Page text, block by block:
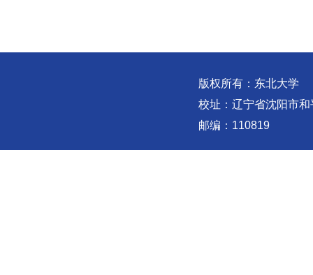
版权所有：东北大学
校址：辽宁省沈阳市
邮编：110819